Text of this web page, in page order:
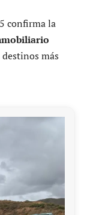
confirma la
más